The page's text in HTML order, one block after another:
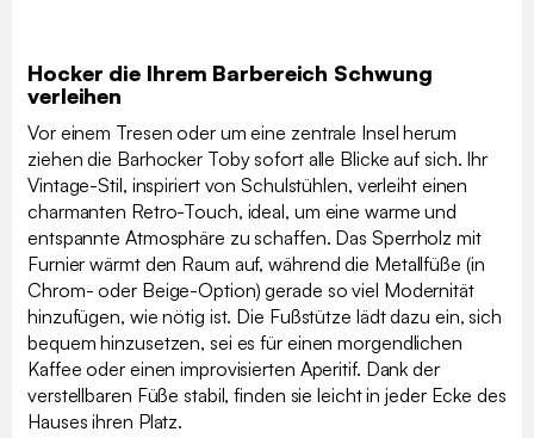
Hocker die Ihrem Barbereich Schwung
verleihen
Vor einem Tresen oder um eine zentrale Insel herum
ziehen die Barhocker Toby sofort alle Blicke auf sich. Ihr
Vintage-Stil, inspiriert von Schulstühlen, verleiht einen
charmanten Retro-Touch, ideal, um eine warme und
entspannte Atmosphäre zu schaffen. Das Sperrholz mit
Furnier wärmt den Raum auf, während die Metallfüße (in
Chrom- oder Beige-Option) gerade so viel Modernität
hinzufügen, wie nötig ist. Die Fußstütze lädt dazu ein, sich
bequem hinzusetzen, sei es für einen morgendlichen
Kaffee oder einen improvisierten Aperitif. Dank der
verstellbaren Füße stabil, finden sie leicht in jeder Ecke des
Hauses ihren Platz.